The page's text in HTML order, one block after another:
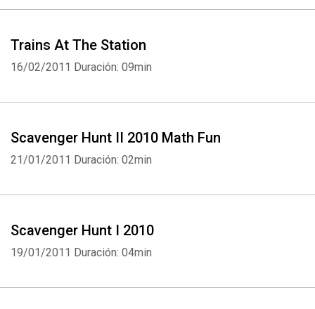
Trains At The Station
16/02/2011 Duración: 09min
Scavenger Hunt II 2010 Math Fun
21/01/2011 Duración: 02min
Scavenger Hunt I 2010
19/01/2011 Duración: 04min